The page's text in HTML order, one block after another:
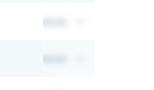
00,00
00,00